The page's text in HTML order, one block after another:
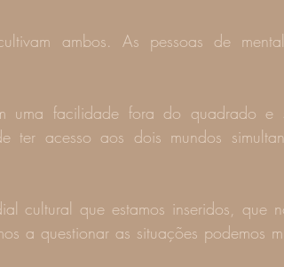
ambos. As pessoas de
uma facilidade fora do quadrado e
ter acesso aos dois mundos
cultural que estamos inseridos, que
a questionar as situações podemos